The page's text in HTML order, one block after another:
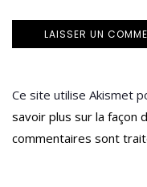
Ce site utilise Akismet
savoir plus sur la façon
commentaires sont